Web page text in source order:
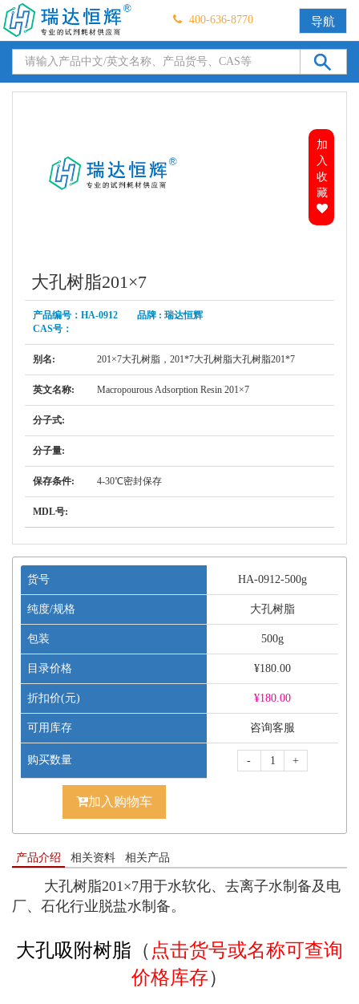
400-636-8770 导航
加
入
收
藏
大孔树脂201×7
产品编号：HA-0912 品牌 : 瑞达恒辉
CAS号：
别名: 201×7大孔树脂，201*7大孔树脂大孔树脂201*7
英文名称: Macropourous Adsorption Resin 201×7
分子式:
分子量:
保存条件: 4-30℃密封保存
MDL号:
货号 HA-0912-500g
纯度/规格 大孔树脂
包装 500g
目录价格 ¥180.00
折扣价(元) ¥180.00
可用库存 咨询客服
购买数量 - +
加入购物车
产品介绍 相关资料 相关产品
大孔树脂201×7用于水软化、去离子水制备及电
厂、石化行业脱盐水制备。
大孔吸附树脂 （ 点击货号或名称可查询
价格库存）